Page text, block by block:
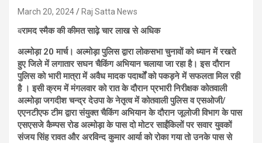
March 20, 2024 Raj Satta News
बरामद स्मैक की कीमत साढ़े चार लाख से अधिक
अल्मोड़ा 20 मार्च। अल्मोड़ा पुलिस द्वारा लोकसभा चुनावों को ध्यान में रखते
हुए जिले में लगातार सघन चैकिंग अभियान चलाया जा रहा है। इस दौरान
पुलिस को भारी मात्रा में अवैध मादक पदार्थों को पकड़ने में सफलता मिल रही
है । इसी क्रम में मंगलवार को रात के दौरानप्रभारी निरीक्षक कोतवाली
अल्मोड़ा जगदीश चन्द्र देउपा के नेतृत्व में कोतवाली पुलिस व एसओजी/
एएनटीएफ टीम द्वारा संयुक्त चैकिंग अभियान के दौरान जूलोजी विभाग के पास
एसएसजे कैम्पस रोड अल्मोड़ा के पास दो मोटर साईंकिलों पर सवार युवकों
संजय सिंह रावत और अरविन्द कुमार आर्या को रोका गया तो उनके पास से